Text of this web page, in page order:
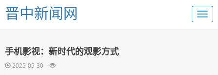
晋中新闻网
手机影视：新时代的观影方式
2025-05-30